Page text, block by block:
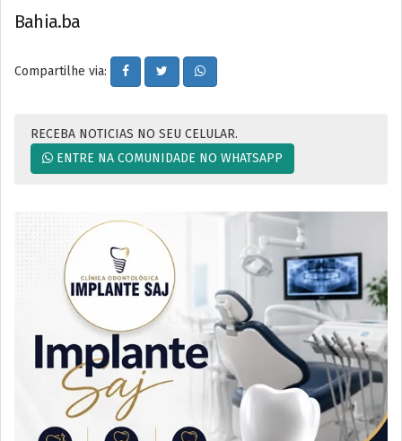
Bahia.ba
Compartilhe via:
RECEBA NOTICIAS NO SEU CELULAR.
ENTRE NA COMUNIDADE NO WHATSAPP